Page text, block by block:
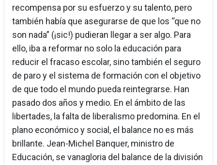
recompensa por su esfuerzo y su talento, pero
también había que asegurarse de que los “que no
son nada” (¡sic!) pudieran llegar a ser algo. Para
ello, iba a reformar no solo la educación para
reducir el fracaso escolar, sino también el seguro
de paro y el sistema de formación con el objetivo
de que todo el mundo pueda reintegrarse. Han
pasado dos años y medio. En el ámbito de las
libertades, la falta de liberalismo predomina. En el
plano económico y social, el balance no es más
brillante. Jean-Michel Banquer, ministro de
Educación, se vanagloria del balance de la división